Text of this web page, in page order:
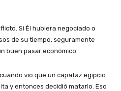
Si Él hubiera negociado o
de su tiempo, seguramente
buen pasar económico.
vio que un capataz egipcio
y entonces decidió matarlo. Eso